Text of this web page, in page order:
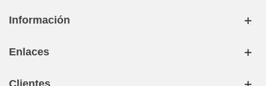
Información
Enlaces